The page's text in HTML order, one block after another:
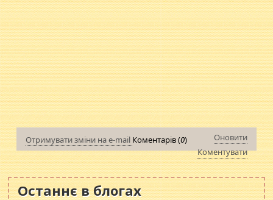
Отримувати зміни на e-mail Коментарів (0)
Оновити
Коментувати
Останнє в блогах